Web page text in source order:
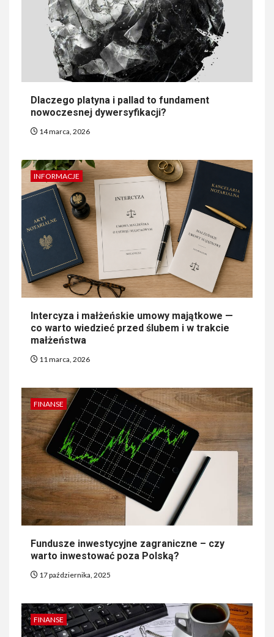
Dlaczego platyna i pallad to fundament
nowoczesnej dywersyfikacji?
14 marca, 2026
INFORMACJE
Intercyza i małżeńskie umowy majątkowe —
co warto wiedzieć przed ślubem i w trakcie
małżeństwa
11 marca, 2026
FINANSE
Fundusze inwestycyjne zagraniczne – czy
warto inwestować poza Polską?
17 października, 2025
FINANSE